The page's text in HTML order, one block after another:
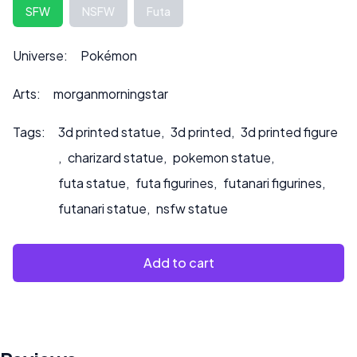
Die Höhe kann auf Anfrage angepasst werden, was sich
auch auf den Preis auswirken kann.
Bitte kontaktieren Sie uns unter ***
info@sultry3dprints.com
oder wenn Sie möchten, dass wir das Produkt bemalen.
SFW NSFW Futa
Universe: Pokémon
Arts: morganmorningstar
Tags: 3d printed statue, 3d printed, 3d printed figure
, charizard statue, pokemon statue,
futa statue, futa figurines, futanari figurines,
futanari statue, nsfw statue
Add to cart